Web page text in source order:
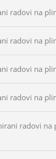
radovi na
radovi na
radovi na
radovi na
radovi na